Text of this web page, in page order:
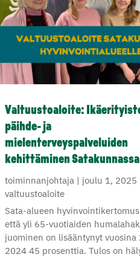
Valtuustoaloite:
päihde- ja
mielenterveyspalveluiden
kehittäminen Satakunnassa
toiminnanjohtaja | joulu 1, 2025
valtuustoaloite
Sata-alueen
että yli 65-vuotiaiden
juominen on lisääntynyt vuosina
2024 45 prosenttia. Tulos on